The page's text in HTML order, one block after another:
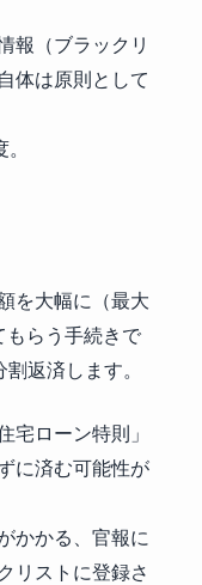
報（ブラックリ
体は原則として
を大幅に（最大
もらう手続きで
返済します。
宅ローン特則」
に済む可能性が
かかる、官報に
リストに登録さ